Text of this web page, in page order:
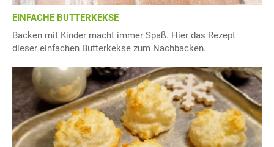
EINFACHE BUTTERKEKSE
Backen mit Kinder macht immer Spaß. Hier das Rezept
dieser einfachen Butterkekse zum Nachbacken.